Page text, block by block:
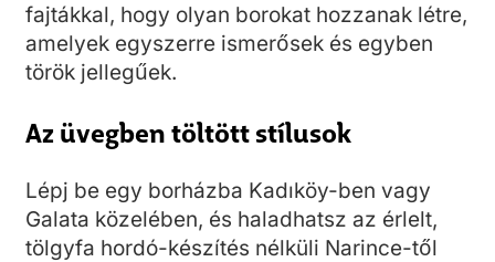
fajtákkal, hogy olyan borokat hozzanak létre,
amelyek egyszerre ismerősek és egyben
török jellegűek.
Az üvegben töltött stílusok
Lépj be egy borházba Kadıköy-ben vagy
Galata közelében, és haladhatsz az érlelt,
tölgyfa hordó-készítés nélküli Narince-től